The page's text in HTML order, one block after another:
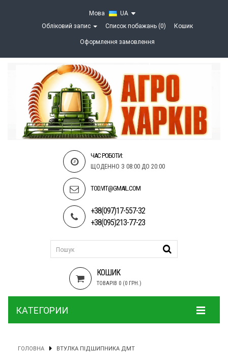
Мова
UA
Обліковий запис
Список побажань (0) Кошик
Оформлення замовлення
ЧАС РОБОТИ:
ЩОДЕННО З 08:00 ДО 20:00
TOD.VIT@GMAIL.COM
+38(097)17-557-32
+38(095)213-77-23
КОШИК
ТОВАРІВ 0 (0 ГРН.)
КАТЕГОРИИ
ГОЛОВНА ВТУЛКА ПІДШИПНИКА ДМТ